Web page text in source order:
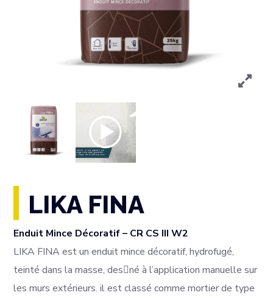
LIKA FINA
Enduit Mince Décoratif – CR CS III W2
LIKA FINA est un enduit mince décoratif, hydrofugé,
teinté dans la masse, des􀆟né à l’application manuelle sur
les murs extérieurs. il est classé comme mortier de type